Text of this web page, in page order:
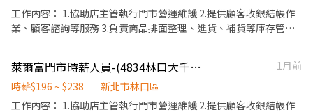
https://lin.ee/OBnhVN5 私訊留下 ⌜姓名+電話 +應徵蝦皮門市人
員」💥
快速，適合具有企圖心的您。 ▪學習日系企業商業禮儀、餐飲相關
專業技能，並能接觸店舖經營管理。 ▪展店計畫涵蓋全台灣，目標
成為台灣第一迴轉壽司品牌。 ▪傾聽員工訴求，共同打造「以人為
本」的舒適工作環境。
工作內容： 1.協助店主管執行門市營運維護 2.提供顧客收銀結帳作
業、顧客諮詢等服務 3.負責商品排面整理、進貨、補貨等庫存管理
萊爾富門市時薪人員-(4834林口大千苑店)
1月前
時薪$196 ~ $238
新北市林口區
工作內容： 1.協助店主管執行門市營運維護 2.提供顧客收銀結帳作